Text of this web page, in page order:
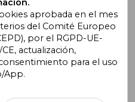
Chile
aprobada en el mes
del Comité Europeo
por el RGPD-UE-
actualización,
para el uso
App.